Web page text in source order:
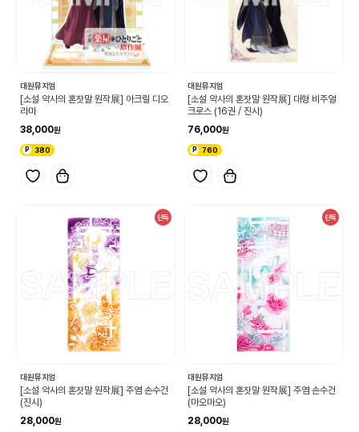
대원뮤지엄
[소설 약사의 혼잣말 원작展] 아크릴 디오
라마
38,000
380
대원뮤지엄
[소설 약사의 혼잣말 원작展] 대형 비주얼
크로스 (16권 / 진시)
76,000
760
단독
대원뮤지엄
[소설 약사의 혼잣말 원작展] 주염 손수건
(진시)
28,000
단독
대원뮤지엄
[소설 약사의 혼잣말 원작展] 주염 손수건
(마오마오)
28,000